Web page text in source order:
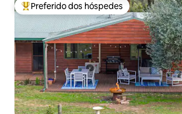
Entre os melhores preferidos dos
Preferido dos hóspedes